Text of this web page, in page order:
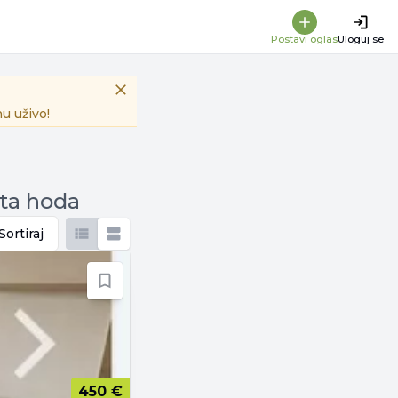
Postavi oglasUloguj se
uživo!
hoda
450 €